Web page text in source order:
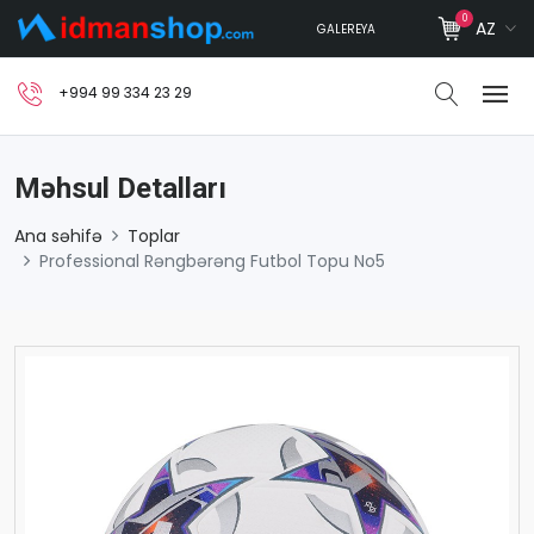
GALEREYA
0 AZ
+994 99 334 23 29
Məhsul Detalları
Ana səhifə
Toplar
Professional Rəngbərəng Futbol Topu No5